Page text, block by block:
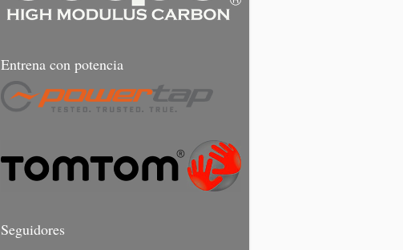
Entrena con potencia
Seguidores